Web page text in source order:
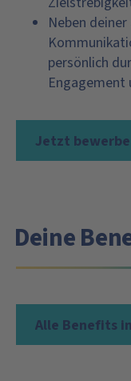
Neben
persönlich
Engagement
Jetzt
Deine
Alle Benefits